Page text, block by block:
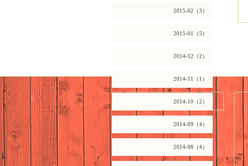
2015-02（3）
2015-01（5）
2014-12（2）
2014-11（1）
2014-10（2）
2014-09（4）
2014-08（4）
2026.08.07 Friday